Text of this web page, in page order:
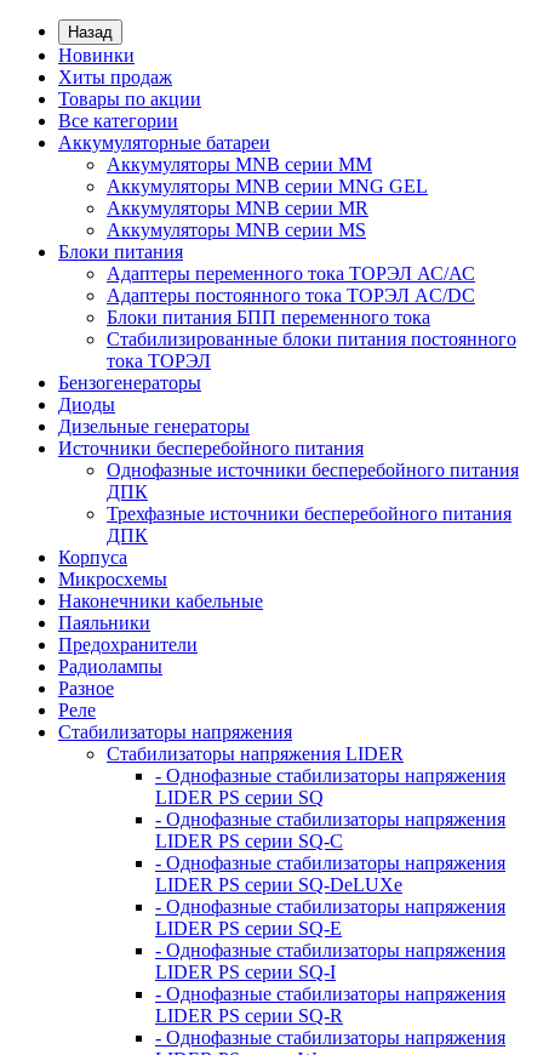
Назад
Новинки
Хиты продаж
Товары по акции
Все категории
Аккумуляторные батареи
Аккумуляторы MNB серии MM
Аккумуляторы MNB серии MNG GEL
Аккумуляторы MNB серии MR
Аккумуляторы MNB серии MS
Блоки питания
Адаптеры переменного тока ТОРЭЛ АС/АС
Адаптеры постоянного тока ТОРЭЛ AC/DC
Блоки питания БПП переменного тока
Стабилизированные блоки питания постоянного
тока ТОРЭЛ
Бензогенераторы
Диоды
Дизельные генераторы
Источники бесперебойного питания
Однофазные источники бесперебойного питания
ДПК
Трехфазные источники бесперебойного питания
ДПК
Корпуса
Микросхемы
Наконечники кабельные
Паяльники
Предохранители
Радиолампы
Разное
Реле
Стабилизаторы напряжения
Стабилизаторы напряжения LIDER
- Однофазные стабилизаторы напряжения
LIDER PS серии SQ
- Однофазные стабилизаторы напряжения
LIDER PS серии SQ-C
- Однофазные стабилизаторы напряжения
LIDER PS серии SQ-DeLUXe
- Однофазные стабилизаторы напряжения
LIDER PS серии SQ-E
- Однофазные стабилизаторы напряжения
LIDER PS серии SQ-I
- Однофазные стабилизаторы напряжения
LIDER PS серии SQ-R
- Однофазные стабилизаторы напряжения